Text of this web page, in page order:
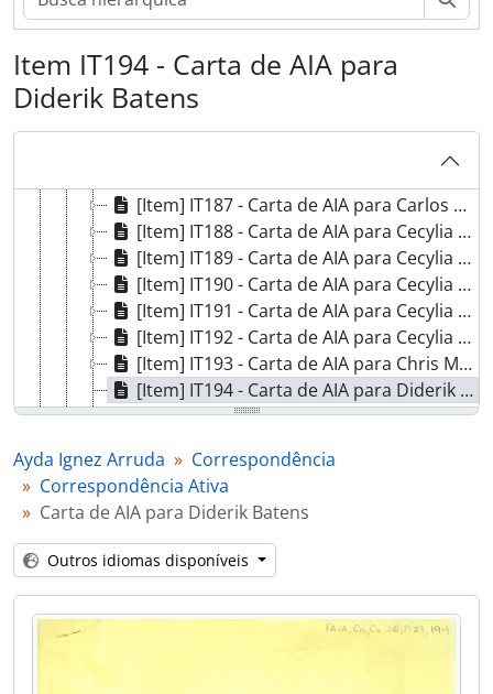
Item IT194 - Carta de AIA para
Diderik Batens
[Item] IT180 - Carta de AIA para Carlos Di Prisco
[Item] IT182 - Telex de AIA e Roberto Cignoli para Carlos Di Prisco
[Item] IT183 - Carta de AIA para Carlos Di Prisco
[Item] IT184 - Carta de AIA para Carlos Di Prisco
[Item] IT185 - Carta de AIA para Carlos Di Prisco
[Item] IT187 - Carta de AIA para Carlos Di Prisco
[Item] IT188 - Carta de AIA para Cecylia Rauszer
[Item] IT189 - Carta de AIA para Cecylia Rauszer
[Item] IT190 - Carta de AIA para Cecylia Rauszer
[Item] IT191 - Carta de AIA para Cecylia Rauszer
[Item] IT192 - Carta de AIA para Cecylia Rauszer
[Item] IT193 - Carta de AIA para Chris Mortensen
[Item] IT194 - Carta de AIA para Diderik Batens
[Item] IT195 - Carta de AIA para Diderik Batens
[Item] IT197 - Carta de AIA para Diderik Batens
[Item] IT198 - Carta de AIA para Diderik Batens
[Item] IT199 - Carta de AIA ao Prof. E.G.K. Lopez-Escobar
[Item] IT200 - Carta de AIA ao Prof. E.G.K. Lopez-Escobar
[Item] IT201 - Carta de AIA ao Prof. E.G.K. Lopez-Escobar
[Item] IT202 - Carta de AIA ao Prof. E.G.K. Lopez-Escobar
[Item] IT203 - Carta de AIA ao Prof. E.G.K. Lopez-Escobar
[Item] IT205 - Carta de AIA a Francisco Xavier Caicedo
Ayda Ignez Arruda
Correspondência
Correspondência Ativa
Carta de AIA para Diderik Batens
Outros idiomas disponíveis